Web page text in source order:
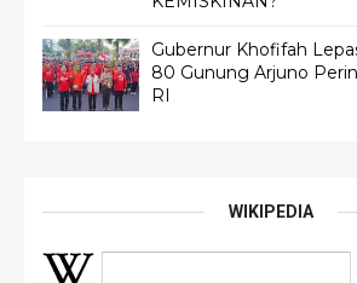
Gubernur Khofifah
80 Gunung Arjuno
RI
WIKIPEDIA